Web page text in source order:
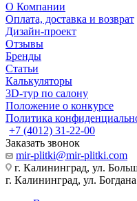
О Компании
Оплата, доставка и возврат
Дизайн-проект
Отзывы
Бренды
Статьи
Калькуляторы
3D-тур по салону
Положение о конкурсе
Политика
+7 (4012) 31-22-00
Заказать звонок
mir-plitki@mir-plitki.com
г. Калининград, ул.
г. Калининград, ул.